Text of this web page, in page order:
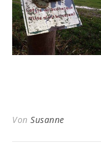
Von Susanne